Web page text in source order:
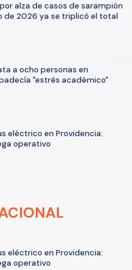
alza de casos de sarampión
de 2026 ya se triplicó el total
a ocho personas en
"estrés académico"
eléctrico en Providencia:
operativo
eléctrico en Providencia:
operativo